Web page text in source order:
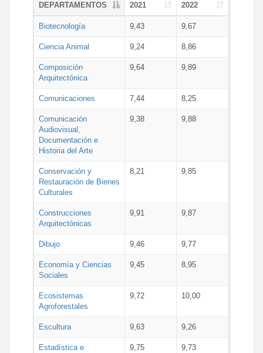
DEPARTAMENTOS 2021 2022
Biotecnología 9,43 9,67
Ciencia Animal 9,24 8,86
Composición
Arquitectónica
9,64 9,89
Comunicaciones 7,44 8,25
Comunicación
Audiovisual,
Documentación e
Historia del Arte
9,38 9,88
Conservación y
Restauración de Bienes
Culturales
8,21 9,85
Construcciones
Arquitectónicas
9,91 9,87
Dibujo 9,46 9,77
Economía y Ciencias
Sociales
9,45 8,95
Ecosistemas
Agroforestales
9,72 10,00
Escultura 9,63 9,26
Estadística e
9,75 9,73